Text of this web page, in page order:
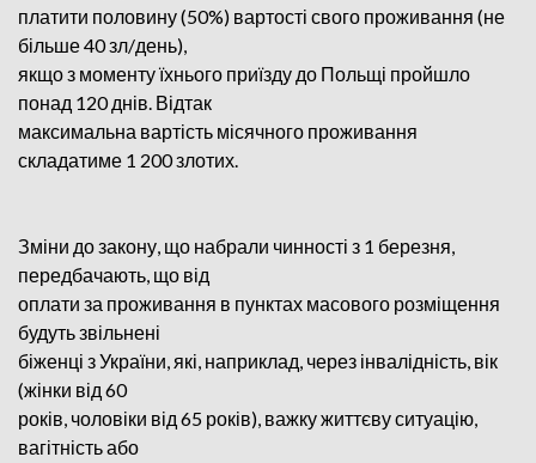
платити половину (50%) вартості свого проживання (не
більше 40 зл/день),
якщо з моменту їхнього приїзду до Польщі пройшло
понад 120 днів. Відтак
максимальна вартість місячного проживання
складатиме 1 200 злотих.
Зміни до закону, що набрали чинності з 1 березня,
передбачають, що від
оплати за проживання в пунктах масового розміщення
будуть звільнені
біженці з України, які, наприклад, через інвалідність, вік
(жінки від 60
років, чоловіки від 65 років), важку життєву ситуацію,
вагітність або